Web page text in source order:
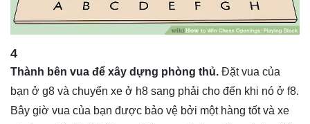
4
Thành bên vua để xây dựng phòng thủ. Đặt vua của
bạn ở g8 và chuyển xe ở h8 sang phải cho đến khi nó ở f8.
Bây giờ vua của bạn được bảo vệ bởi một hàng tốt và xe